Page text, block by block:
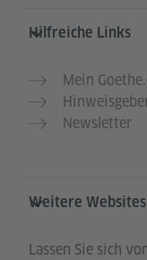
Hilfreiche Links
Mein
Newsletter
Weitere Websites
Lassen Sie sich